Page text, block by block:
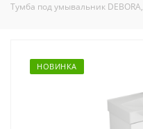
Тумба под умывальник
НОВИНКА